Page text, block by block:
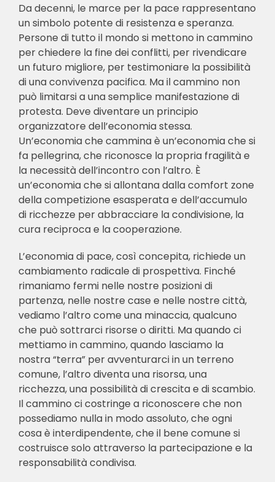
Da decenni, le marce per la pace rappresentano
un simbolo potente di resistenza e speranza.
Persone di tutto il mondo si mettono in cammino
per chiedere la fine dei conflitti, per rivendicare
un futuro migliore, per testimoniare la possibilità
di una convivenza pacifica. Ma il cammino non
può limitarsi a una semplice manifestazione di
protesta. Deve diventare un principio
organizzatore dell’economia stessa.
Un’economia che cammina è un’economia che si
fa pellegrina, che riconosce la propria fragilità e
la necessità dell’incontro con l’altro. È
un’economia che si allontana dalla comfort zone
della competizione esasperata e dell’accumulo
di ricchezze per abbracciare la condivisione, la
cura reciproca e la cooperazione.
L’economia di pace, così concepita, richiede un
cambiamento radicale di prospettiva. Finché
rimaniamo fermi nelle nostre posizioni di
partenza, nelle nostre case e nelle nostre città,
vediamo l’altro come una minaccia, qualcuno
che può sottrarci risorse o diritti. Ma quando ci
mettiamo in cammino, quando lasciamo la
nostra “terra” per avventurarci in un terreno
comune, l’altro diventa una risorsa, una
ricchezza, una possibilità di crescita e di scambio.
Il cammino ci costringe a riconoscere che non
possediamo nulla in modo assoluto, che ogni
cosa è interdipendente, che il bene comune si
costruisce solo attraverso la partecipazione e la
responsabilità condivisa.